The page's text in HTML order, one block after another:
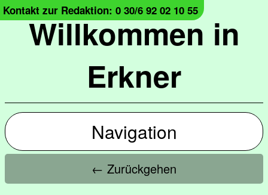
Willkommen in
Erkner
Kontakt zur Redaktion: 0 30/6 92 02 10 55
Navigation
← Zurückgehen